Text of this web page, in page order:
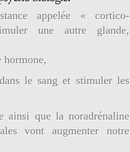
appelée « cortico-
une autre glande,
hormone,
le sang et stimuler les
ainsi que la noradrénaline
vont augmenter notre